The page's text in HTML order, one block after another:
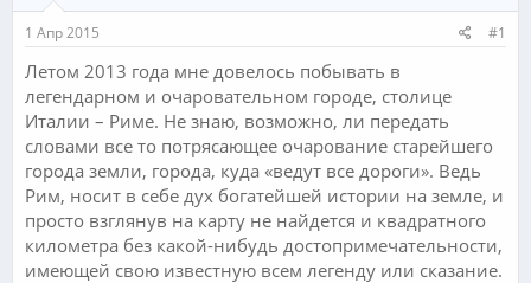
е
м
ы
ч
л
а
1 Апр 2015 #1
Летом 2013 года мне довелось побывать в
легендарном и очаровательном городе, столице
Италии – Риме. Не знаю, возможно, ли передать
словами все то потрясающее очарование старейшего
города земли, города, куда «ведут все дороги». Ведь
Рим, носит в себе дух богатейшей истории на земле, и
просто взглянув на карту не найдется и квадратного
километра без какой-нибудь достопримечательности,
имеющей свою известную всем легенду или сказание.